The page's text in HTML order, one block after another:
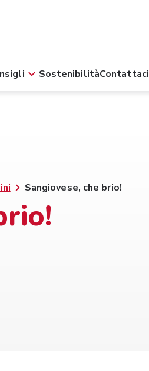
SostenibilitàContattaci
Sangiovese, che brio!